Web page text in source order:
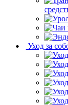
Уход за